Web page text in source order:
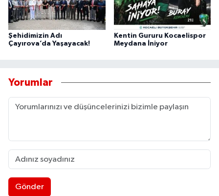
Şehidimizin Adı
Çayırova’da Yaşayacak!
Kentin Gururu Kocaelispor
Meydana İniyor
Yorumlar
Gönder